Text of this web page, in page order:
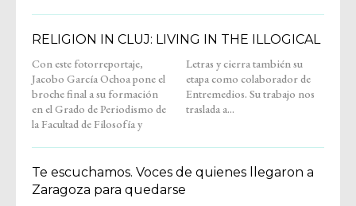
RELIGION IN CLUJ: LIVING IN THE ILLOGICAL
Con este fotorreportaje,
Jacobo García Ochoa pone el
broche final a su formación
en el Grado de Periodismo de
la Facultad de Filosofía y
Letras y cierra también su
etapa como colaborador de
Entremedios. Su trabajo nos
traslada a...
Te escuchamos. Voces de quienes llegaron a
Zaragoza para quedarse